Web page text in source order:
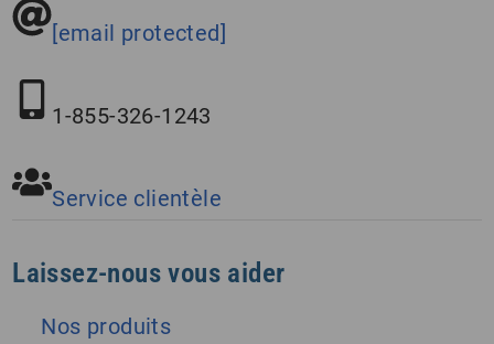
[email protected]
1-855-326-1243
Service clientèle
Laissez-nous vous aider
Nos produits